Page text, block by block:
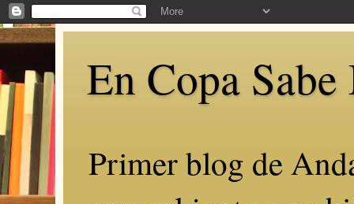
En Copa
Primer blog de